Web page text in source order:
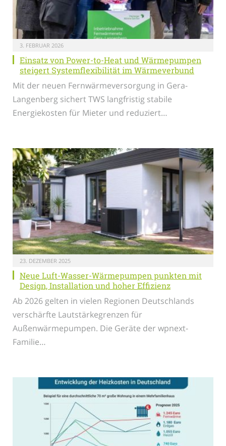
3. FEBRUAR 2026
Einsatz von Power-to-Heat und Wärmepumpen
steigert Systemflexibilität im Wärmeverbund
Mit der neuen Fernwärmeversorgung in Gera-
Langenberg sichert TWS langfristig stabile
Energiekosten für Mieter und reduziert…
23. DEZEMBER 2025
Neue Luft-Wasser-Wärmepumpen punkten mit
Design, Installation und hoher Effizienz
Ab 2026 gelten in vielen Regionen Deutschlands
verschärfte Lautstärkegrenzen für
Außenwärmepumpen. Die Geräte der wpnext-
Familie…